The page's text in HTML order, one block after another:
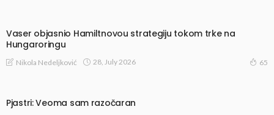
Vaser objasnio Hamiltnovou strategiju tokom trke na
Hungaroringu
Nikola Nedeljković 28, July 2026 65
Pjastri: Veoma sam razočaran